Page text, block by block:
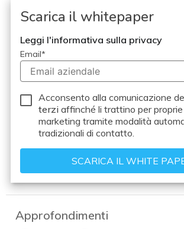
Scarica il whitepaper
Leggi l'informativa sulla privacy
Email*
Acconsento alla comunicazione
terzi affinché li trattino per
marketing tramite modalità
tradizionali di contatto.
Approfondimenti